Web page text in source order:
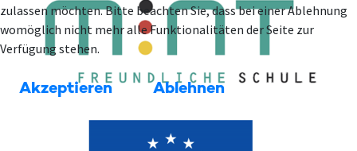
zulassen möchten. Bitte beachten Sie, dass bei einer Ablehnung
womöglich nicht mehr alle Funktionalitäten der Seite zur
Verfügung stehen.
Akzeptieren Ablehnen